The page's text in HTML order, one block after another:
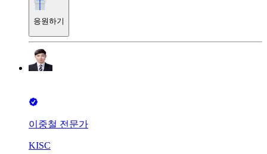
응원하기
이중철 전문가
KISC